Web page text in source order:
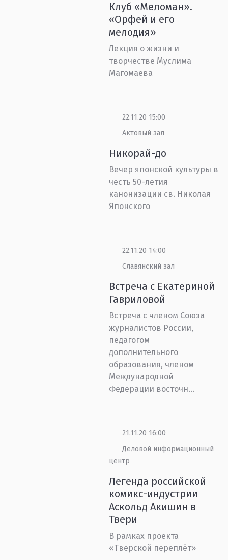
Клуб «Меломан».
«Орфей и его
мелодия»
Лекция о жизни и
творчестве Муслима
Магомаева
22.11.20 15:00
Актовый зал
Никорай-до
Вечер японской культуры в
честь 50-летия
канонизации св. Николая
Японского
22.11.20 14:00
Славянский зал
Встреча с Екатериной
Гавриловой
Встреча с членом Союза
журналистов России,
педагогом
дополнительного
образования, членом
Международной
Федерации восточн...
21.11.20 16:00
Деловой информационный
центр
Легенда российской
комикс-индустрии
Аскольд Акишин в
Твери
В рамках проекта
«Тверской переплёт»